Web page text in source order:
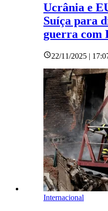
Ucrânia e
Suíça para
guerra com
22/11/2025 |
Internacional